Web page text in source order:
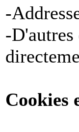
-
-
Cookies